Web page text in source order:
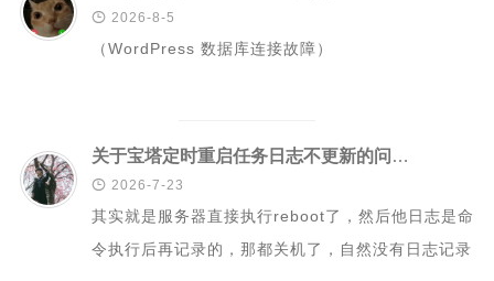
 2026-8-5
（WordPress 数据库连接故障）
关于宝塔定时重启任务日志不更新的问题记录及解决方案
 2026-7-23
其实就是服务器直接执行reboot了，然后他日志是命
令执行后再记录的，那都关机了，自然没有日志记录
数据结构
Python
C++/C
信息安全